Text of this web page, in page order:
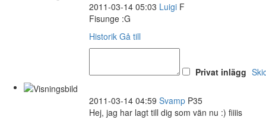
2011-03-14 05:03 Luigi F
Fisunge :G
Historik Gå till
Privat inlägg
2011-03-14 04:59 Svamp P35
Hej, jag har lagt till dig som vän nu :) fiiiis